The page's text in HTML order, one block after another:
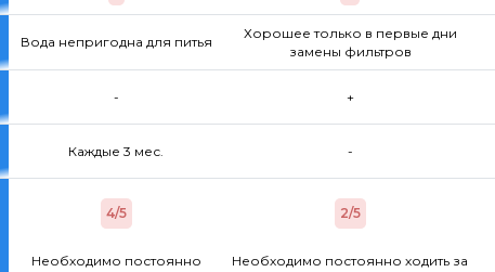
Вода непригодна для питья
Хорошее только в первые дни
замены фильтров
- +
Каждые 3 мес. -
4/5
Необходимо постоянно
2/5
Необходимо постоянно ходить за